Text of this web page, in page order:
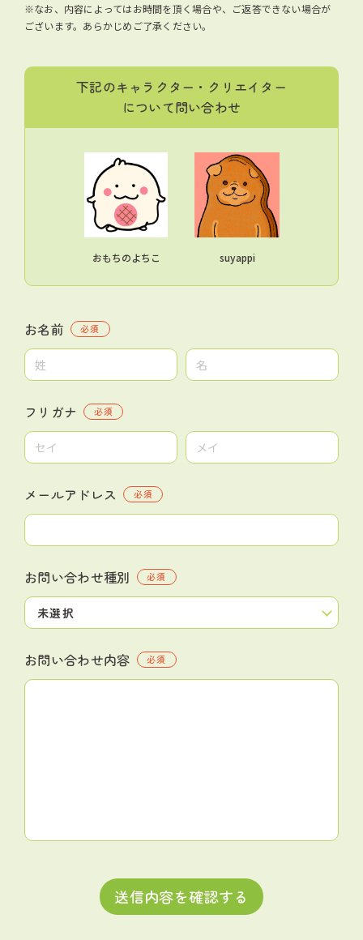
※なお、内容によってはお時間を頂く場合や、ご返答できない場合が
ございます。あらかじめご了承ください。
下記のキャラクター・クリエイター
について問い合わせ
おもちのよちこ suyappi
お名前 必須
フリガナ 必須
メールアドレス 必須
お問い合わせ種別 必須
お問い合わせ内容 必須
送信内容を確認する